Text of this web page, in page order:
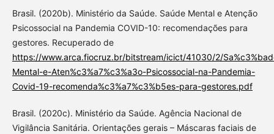
Brasil. (2020b). Ministério da Saúde. Saúde Mental e Atenção
Psicossocial na Pandemia COVID-10: recomendações para
gestores. Recuperado de
https://www.arca.fiocruz.br/bitstream/icict/41030/2/
Mental-e-Aten%c3%a7%c3%a3o-Psicossocial-na-Pandemia-
Covid-19-recomenda%c3%a7%c3%b5es-para-gestores.pdf
Brasil. (2020c). Ministério da Saúde. Agência Nacional de
Vigilância Sanitária. Orientações gerais – Máscaras faciais de